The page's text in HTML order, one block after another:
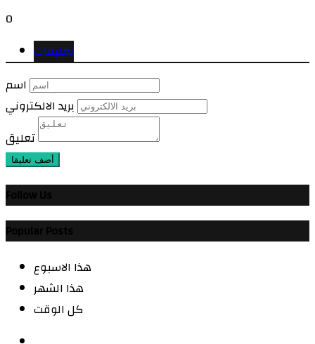
0
تعليقات
اسم
بريد الالكتروني
تعليق
أضف تعليقا
هذا الاسبوع
هذا الشهر
كل الوقت